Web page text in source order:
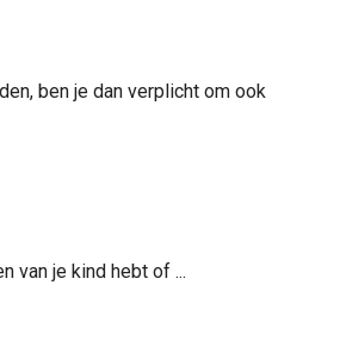
ben je dan verplicht om ook
van je kind hebt of ...